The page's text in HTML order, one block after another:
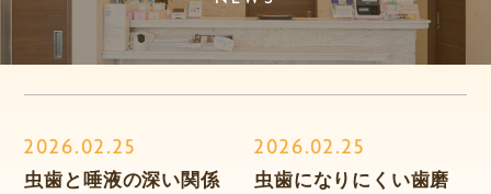
2026.02.25
虫歯と唾液の深い関係
2026.02.25
虫歯になりにくい歯磨